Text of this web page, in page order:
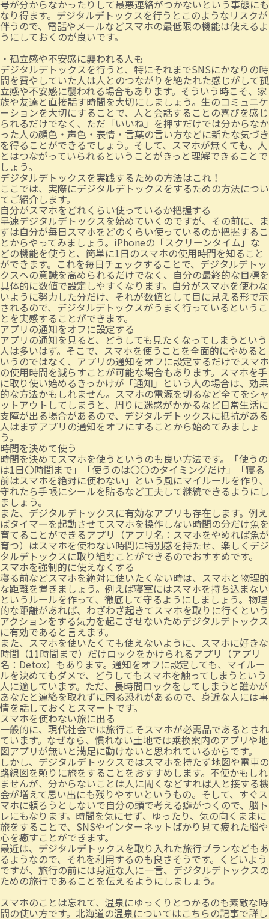
号が分からなかったりして最悪連絡がつかないという事態にも
なり得ます。デジタルデトックスを行うとこのようなリスクが
伴うので、電話やメールなどスマホの最低限の機能は使えるよ
うにしておくのが良いです。
・孤立感や不安感に襲われる人も
デジタルデトックスを行うと、特にそれまでSNSにかなりの時
間を費やしていた人は人とのつながりを絶たれた感じがして孤
立感や不安感に襲われる場合もあります。そういう時こそ、家
族や友達と直接話す時間を大切にしましょう。生のコミュニケ
ーションを大切にすることで、人と会話することの喜びを感じ
られるだけでなく、ただ「いいね」を押すだけでは分からなか
った人の顔色・声色・表情・言葉の言い方などに新たな気づき
を得ることができるでしょう。そして、スマホが無くても、人
とはつながっていられるということがきっと理解できることで
しょう。
デジタルデトックスを実践するための方法はこれ！
ここでは、実際にデジタルデトックスをするための方法につい
てご紹介します。
自分がスマホをどれくらい使っているか把握する
早速デジタルデトックスを始めていくのですが、その前に、ま
ずは自分が毎日スマホをどのくらい使っているのか把握するこ
とからやってみましょう。iPhoneの「スクリーンタイム」な
どの機能を使うと、簡単に1日のスマホの使用時間を知ること
ができます。これを毎日チェックすることで、デジタルデトッ
クスへの意識を高められるだけでなく、自分の最終的な目標を
具体的に数値で設定しやすくなります。自分がスマホを使わな
いように努力した分だけ、それが数値として目に見える形で示
されるので、デジタルデトックスがうまく行っているというこ
とを実感することができます。
アプリの通知をオフに設定する
アプリの通知を見ると、どうしても見たくなってしまうという
人は多いはず。そこで、スマホを使うことを全面的にやめると
いうのではなく、アプリの通知をオフに設定するだけでスマホ
の使用時間を減らすことが可能な場合もあります。スマホを手
に取り使い始めるきっかけが「通知」という人の場合は、効果
的な方法かもしれません。スマホの電源を切るなど全てをシャ
ットアウトしてしまうと、周りに迷惑がかかるなど日常生活に
支障が出る場合があるので、デジタルデトックスに抵抗がある
人はまずアプリの通知をオフにすることから始めてみましょ
う。
時間を決めて使う
時間を決めてスマホを使うというのも良い方法です。「使うの
は1日〇時間まで」「使うのは〇〇のタイミングだけ」「寝る
前はスマホを絶対に使わない」という風にマイルールを作り、
守れたら手帳にシールを貼るなど工夫して継続できるようにし
ましょう。
また、デジタルデトックスに有効なアプリも存在します。例え
ばタイマーを起動させてスマホを操作しない時間の分だけ魚を
育てることができるアプリ（アプリ名：スマホをやめれば魚が
育つ）はスマホを使わない時間に特別感を持たせ、楽しくデジ
タルデトックスに取り組むことができるのでおすすめです。
スマホを強制的に使えなくする
寝る前などスマホを絶対に使いたくない時は、スマホと物理的
な距離を置きましょう。例えば寝室にはスマホを持ち込まない
というルールを作って、徹底して守るようにしましょう。物理
的な距離があれば、わざわざ起きてスマホを取りに行くという
アクションをする気力を起こさせないためデジタルデトックス
に有効であると言えます。
また、スマホを使いたくても使えないように、スマホに好きな
時間（11時間まで）だけロックをかけられるアプリ（アプリ
名：Detox）もあります。通知をオフに設定しても、マイルー
ルを決めてもダメで、どうしてもスマホを触ってしまうという
人に適しています。ただ、長時間ロックをしてしまうと誰かが
あなたと連絡を取れずに困る恐れがあるので、身近な人には事
情を話しておくとスマートです。
スマホを使わない旅に出る
一般的に、現代社会では旅行こそスマホが必需品であるとされ
ています。なぜなら、慣れない土地では乗換案内のアプリや地
図アプリが無いと満足に動けないと思われているからです。
しかし、デジタルデトックスではスマホを持たず地図や電車の
路線図を頼りに旅をすることをおすすめします。不便かもしれ
ませんが、分からないことは人に聞くなどすれば人と接する機
会が増えて思い出にも残りやすいというもの。そして、すぐス
マホに頼ろうとしないで自分の頭で考える癖がつくので、脳ト
レにもなります。時間を気にせず、ゆったり、気の向くままに
旅をすることで、SNSやインターネットばかり見て疲れた脳や
心を癒すことができます。
最近は、デジタルデトックスを取り入れた旅行プランなどもあ
るようなので、それを利用するのも良さそうです。くどいよう
ですが、旅行の前には身近な人に一言、デジタルデトックスの
ための旅行であることを伝えるようにしましょう。
スマホのことは忘れて、温泉にゆっくりとつかるのも素敵な時
間の使い方です。北海道の温泉についてはこちらの記事で詳し